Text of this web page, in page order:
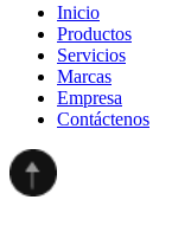
Inicio
Productos
Servicios
Marcas
Empresa
Contáctenos